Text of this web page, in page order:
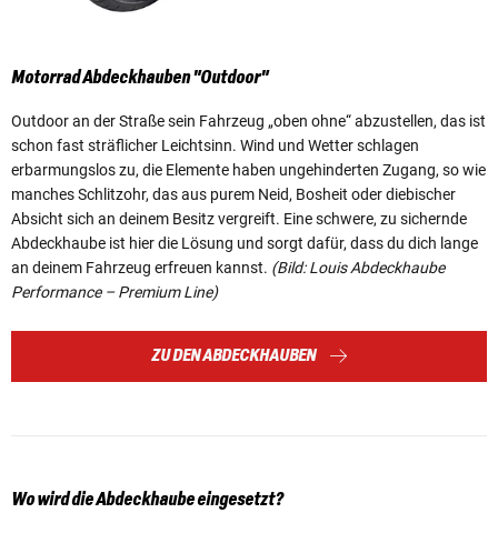
Motorrad Abdeckhauben "Outdoor"
Outdoor an der Straße sein Fahrzeug „oben ohne“ abzustellen, das ist
schon fast sträflicher Leichtsinn. Wind und Wetter schlagen
erbarmungslos zu, die Elemente haben ungehinderten Zugang, so wie
manches Schlitzohr, das aus purem Neid, Bosheit oder diebischer
Absicht sich an deinem Besitz vergreift. Eine schwere, zu sichernde
Abdeckhaube ist hier die Lösung und sorgt dafür, dass du dich lange
an deinem Fahrzeug erfreuen kannst. (Bild: Louis Abdeckhaube
Performance – Premium Line)
ZU DEN ABDECKHAUBEN
Wo wird die Abdeckhaube eingesetzt?